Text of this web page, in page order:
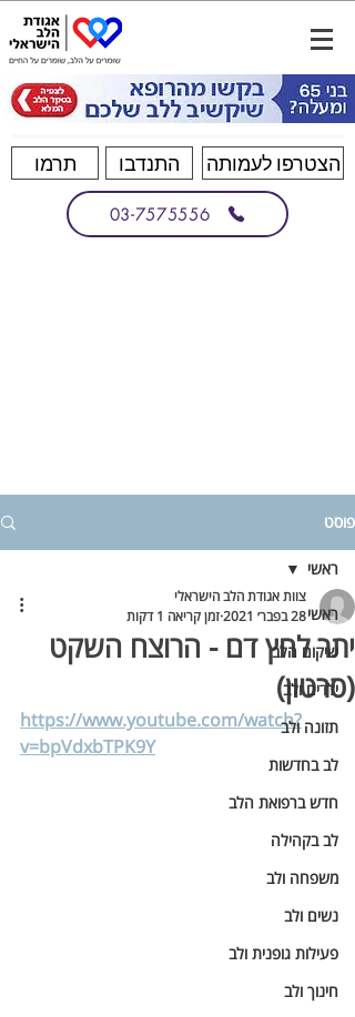
תרמו התנדבו הצטרפו לעמותה
03-7575556
פוסט
ראשי
שיקום הלב
ילדים ולב
תזונה ולב
לב בחדשות
חדש ברפואת הלב
לב בקהילה
משפחה ולב
נשים ולב
פעילות גופנית ולב
חינוך ולב
ראשי
יתר לחץ דם - הרוצח השקט
(סרטון)
צוות אגודת הלב הישראלי
28 בפבר׳ 2021
זמן קריאה 1 דקות
https://www.youtube.com/watch?
v=bpVdxbTPK9Y